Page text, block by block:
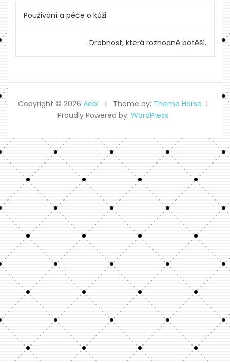
Navigace
pro
příspěvek
Používání a péče o kůži
Drobnost, která rozhodně potěší.
Copyright © 2026 Aebi Theme by: Theme Horse
Proudly Powered by: WordPress